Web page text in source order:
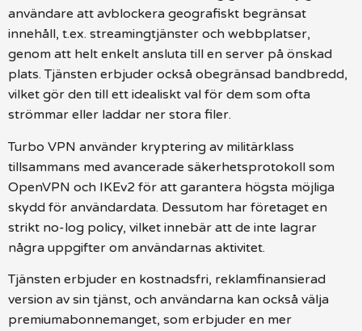
användare att avblockera geografiskt begränsat
innehåll, t.ex. streamingtjänster och webbplatser,
genom att helt enkelt ansluta till en server på önskad
plats. Tjänsten erbjuder också obegränsad bandbredd,
vilket gör den till ett idealiskt val för dem som ofta
strömmar eller laddar ner stora filer.
Turbo VPN använder kryptering av militärklass
tillsammans med avancerade säkerhetsprotokoll som
OpenVPN och IKEv2 för att garantera högsta möjliga
skydd för användardata. Dessutom har företaget en
strikt no-log policy, vilket innebär att de inte lagrar
några uppgifter om användarnas aktivitet.
Tjänsten erbjuder en kostnadsfri, reklamfinansierad
version av sin tjänst, och användarna kan också välja
premiumabonnemanget, som erbjuder en mer